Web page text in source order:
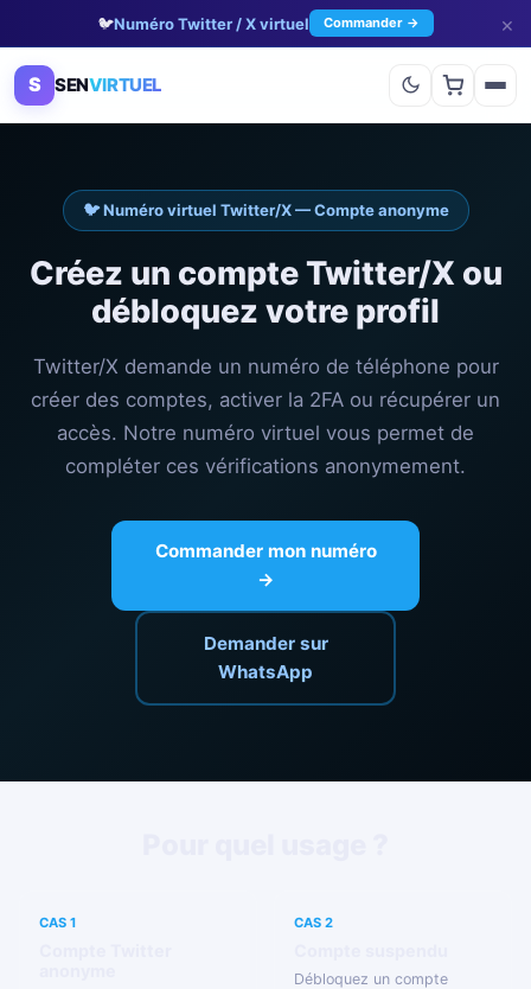
🐦Numéro Twitter / X virtuel Commander → ×
S SENVIRTUEL
🐦 Numéro virtuel Twitter/X — Compte anonyme
Créez un compte Twitter/X ou
débloquez votre profil
Twitter/X demande un numéro de téléphone pour
créer des comptes, activer la 2FA ou récupérer un
accès. Notre numéro virtuel vous permet de
compléter ces vérifications anonymement.
Commander mon numéro
→
Demander sur
WhatsApp
CAS 1 CAS 2
Débloquez un compte